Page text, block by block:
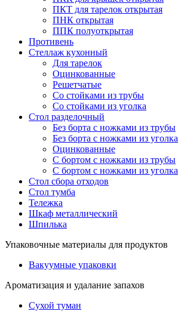
ПКТ для тарелок открытая
ПНК открытая
ППК полуоткрытая
Противень
Стеллаж кухонный
Для тарелок
Оцинкованные
Решетчатые
Со стойками из трубы
Со стойками из уголка
Стол разделочный
Без борта с ножками из трубы
Без борта с ножками из уголка
Оцинкованные
С бортом с ножками из трубы
С бортом с ножками из уголка
Стол сбора отходов
Стол тумба
Тележка
Шкаф металлический
Шпилька
Упаковочные материалы для продуктов
Вакуумные упаковки
Ароматизация и удалание запахов
Сухой туман